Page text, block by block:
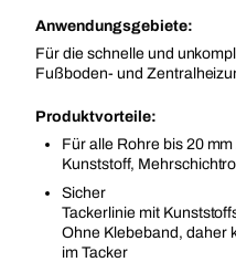
Anwendungsgebiete:
Für die schnelle und
Fußboden- und
Produktvorteile:
Für alle Rohre bis 20
Kunststoff,
Sicher
Tackerlinie mit
Ohne Klebeband, daher
im Tacker